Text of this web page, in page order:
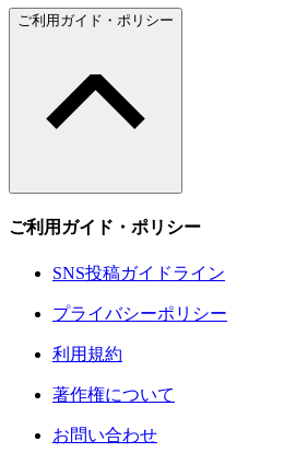
ご利用ガイド・ポリシー
ご利用ガイド・ポリシー
SNS投稿ガイドライン
プライバシーポリシー
利用規約
著作権について
お問い合わせ